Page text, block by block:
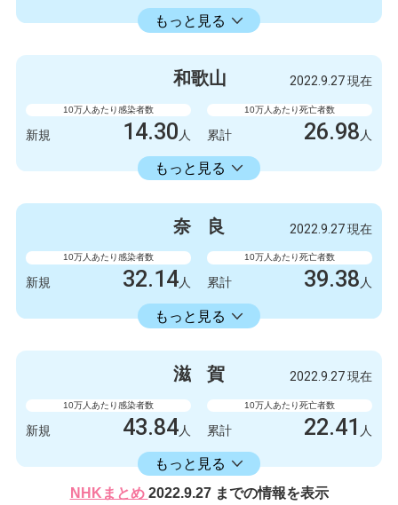
もっと見る
18353.34人
999人 新規
1003778 2845
和歌山 2022.9.27 現在
10万人あたり感染者数
新規 14.30 人
10万人あたり死亡者数
累計 26.98 人
もっと見る
14336.11人
人 新規
132327 249
奈 良 2022.9.27 現在
10万人あたり感染者数
新規 32.14人
10万人あたり死亡者数
累計 39.38 人
もっと見る
16582.30人
426人 新規
219788 522
滋 賀 2022.9.27 現在
10万人あたり感染者数
新規 43.84 人
10万人あたり死亡者数
累計 22.41 人
もっと見る
16406.17人
感染者数 死亡者数
NHKまとめ 2022.9.27 までの情報を表示